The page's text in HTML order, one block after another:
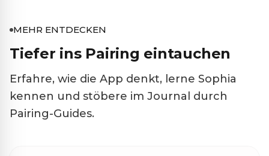
MEHR ENTDECKEN
Tiefer ins Pairing eintauchen
Erfahre, wie die App denkt, lerne Sophia
kennen und stöbere im Journal durch
Pairing-Guides.